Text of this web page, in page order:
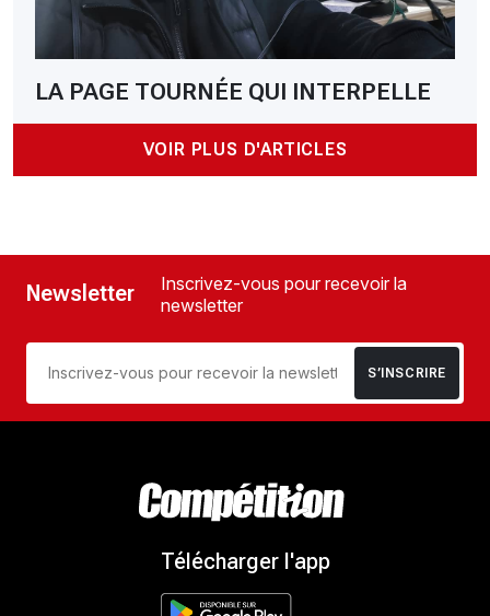
LA PAGE TOURNÉE QUI INTERPELLE
VOIR PLUS D'ARTICLES
Newsletter
Inscrivez-vous pour recevoir la
newsletter
S’INSCRIRE
Télécharger l'app